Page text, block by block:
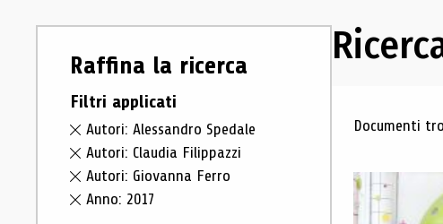
Raffina la ricerca
Filtri applicati
Autori: Alessandro Spedale
Autori: Claudia Filippazzi
Autori: Giovanna Ferro
Anno: 2017
Documenti